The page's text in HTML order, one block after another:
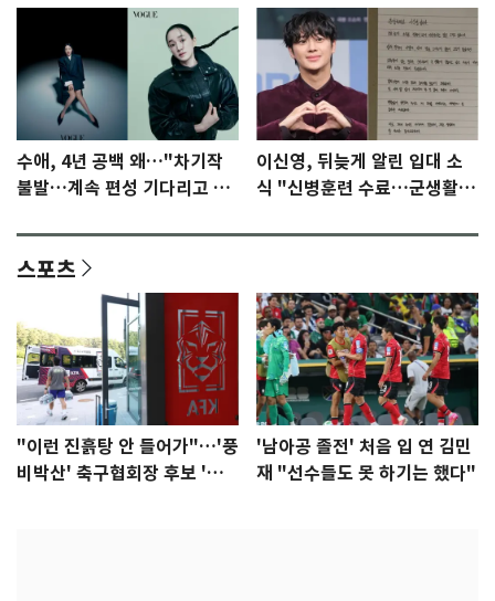
수애, 4년 공백 왜…"차기작
불발…계속 편성 기다리고 있
이신영, 뒤늦게 알린 입대 소
식 "신병훈련 수료…군생활
스포츠
"이런 진흙탕 안 들어가"…'풍
비박산' 축구협회장 후보 '실
'남아공 졸전' 처음 입 연 김민
재 "선수들도 못 하기는 했다"